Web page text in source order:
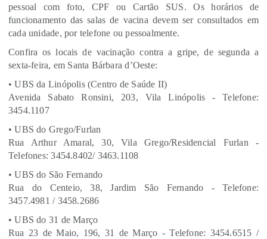
pessoal com foto, CPF ou Cartão SUS. Os horários de
funcionamento das salas de vacina devem ser consultados em
cada unidade, por telefone ou pessoalmente.
Confira os locais de vacinação contra a gripe, de segunda a
sexta-feira, em Santa Bárbara d’Oeste:
• UBS da Linópolis (Centro de Saúde II)
Avenida Sabato Ronsini, 203, Vila Linópolis - Telefone:
3454.1107
• UBS do Grego/Furlan
Rua Arthur Amaral, 30, Vila Grego/Residencial Furlan -
Telefones: 3454.8402/ 3463.1108
• UBS do São Fernando
Rua do Centeio, 38, Jardim São Fernando - Telefone:
3457.4981 / 3458.2686
• UBS do 31 de Março
Rua 23 de Maio, 196, 31 de Março - Telefone: 3454.6515 /